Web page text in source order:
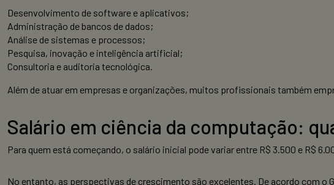
Desenvolvimento de software e aplicativos;
Administração de bancos de dados;
Análise de sistemas e processos;
Pesquisa, inovação e inteligência artificial;
Consultoria e auditoria tecnológica.
Além de atuar em empresas e organizações, muitos profissionais também
Salário em ciência da computação:
Para quem está começando, o salário inicial pode variar entre R$ 3.500 e R$
No entanto, as perspectivas de crescimento são excelentes. De acordo com o